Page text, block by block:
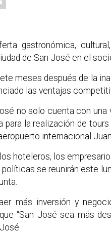
gastronómica,
de San José en el
meses después de la
las ventajas
no solo cuenta con una
para la realización de
internacional
hoteleros, los
políticas se reunirán este
más inversión y
“San José sea más